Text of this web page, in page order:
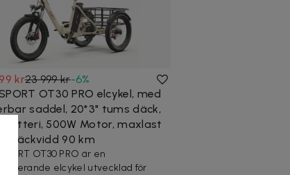
kr23 999 kr-6%
OT30 PRO elcykel, med
saddel, 20*3" tums däck,
batteri, 500W Motor, maxlast
kg, räckvidd 90 km
OT30 PRO är en
elcykel utvecklad för